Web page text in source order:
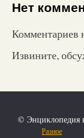
Нет
Комментариев
Извините,
© Энциклопедия
Разное